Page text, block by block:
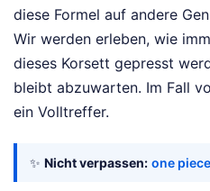
diese Formel auf andere
Wir werden erleben, wie
dieses Korsett gepresst
bleibt abzuwarten. Im Fall
ein Volltreffer.
✨ Nicht verpassen: one